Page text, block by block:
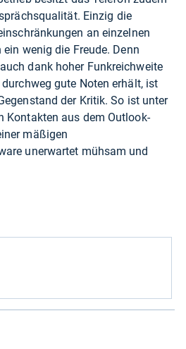
Einzig die
an einzelnen
wenig die Freude. Denn
dank hoher Funkreichweite
gute Noten erhält, ist
der Kritik. So ist unter
Kontakten aus dem Outlook-
mäßigen
unerwartet mühsam und